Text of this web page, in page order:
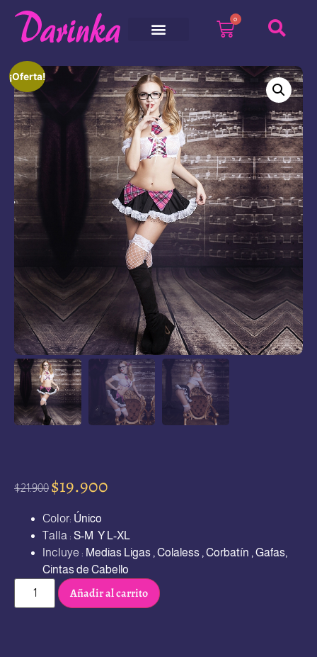
0
¡Oferta!
$21.900 $19.900
Color: Único
Talla : S-M Y L-XL
Incluye : Medias Ligas , Colaless , Corbatín , Gafas,
Cintas de Cabello
Añadir al carrito